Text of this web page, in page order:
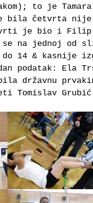
to je
je bila četvrta
je bio i
na jednoj od
do 14 & kasnije
podatak: Ela
državnu
Tomislav